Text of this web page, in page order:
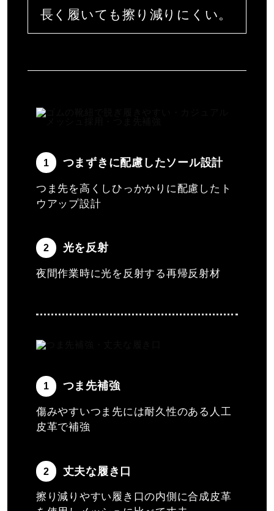
長く履いても擦り減りにくい。
1 つまずきに配慮したソール設計
つま先を高くしひっかかりに配慮したト
ウアップ設計
2 光を反射
夜間作業時に光を反射する再帰反射材
1 つま先補強
傷みやすいつま先には耐久性のある人工
皮革で補強
2 丈夫な履き口
擦り減りやすい履き口の内側に合成皮革